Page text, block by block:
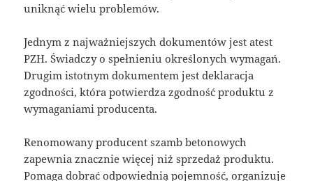
uniknąć wielu problemów.
Jednym z najważniejszych dokumentów jest atest
PZH. Świadczy o spełnieniu określonych wymagań.
Drugim istotnym dokumentem jest deklaracja
zgodności, która potwierdza zgodność produktu z
wymaganiami producenta.
Renomowany producent szamb betonowych
zapewnia znacznie więcej niż sprzedaż produktu.
Pomaga dobrać odpowiednią pojemność, organizuje